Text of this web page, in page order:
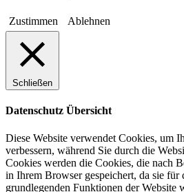
Zustimmen Ablehnen
Schließen
Datenschutz Übersicht
Diese Website verwendet Cookies, um
verbessern, während Sie durch die
Cookies werden die Cookies, die nach
in Ihrem Browser gespeichert, da sie für
grundlegenden Funktionen der Website